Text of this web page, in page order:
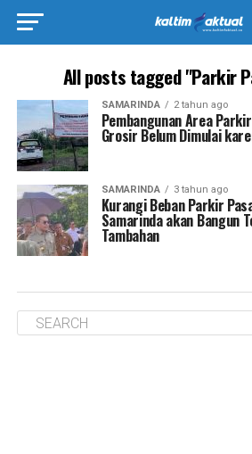
All posts tagged "Parkir
SAMARINDA 2 tahun ago
Pembangunan Area
Grosir Belum Dimulai
SAMARINDA 3 tahun ago
Kurangi Beban Parkir
Samarinda akan Bangun
Tambahan